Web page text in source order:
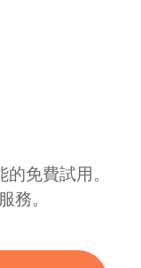
免費試用。
務。